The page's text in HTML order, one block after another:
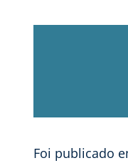
Foi publicado